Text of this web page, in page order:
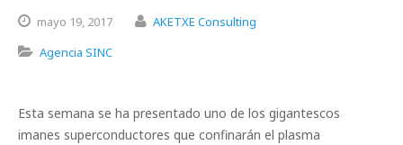
mayo 19, 2017
AKETXE Consulting
Agencia SINC
Esta semana se ha presentado uno de los gigantescos
imanes superconductores que confinarán el plasma